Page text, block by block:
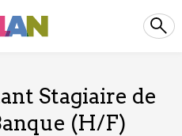
Stagiaire de
(H/F)